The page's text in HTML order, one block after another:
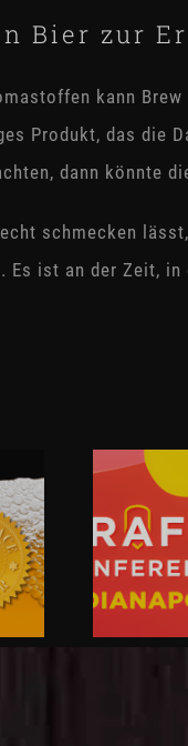
Bier zur
kann
Produkt, das die
dann könnte
schmecken
Es ist an der Zeit,